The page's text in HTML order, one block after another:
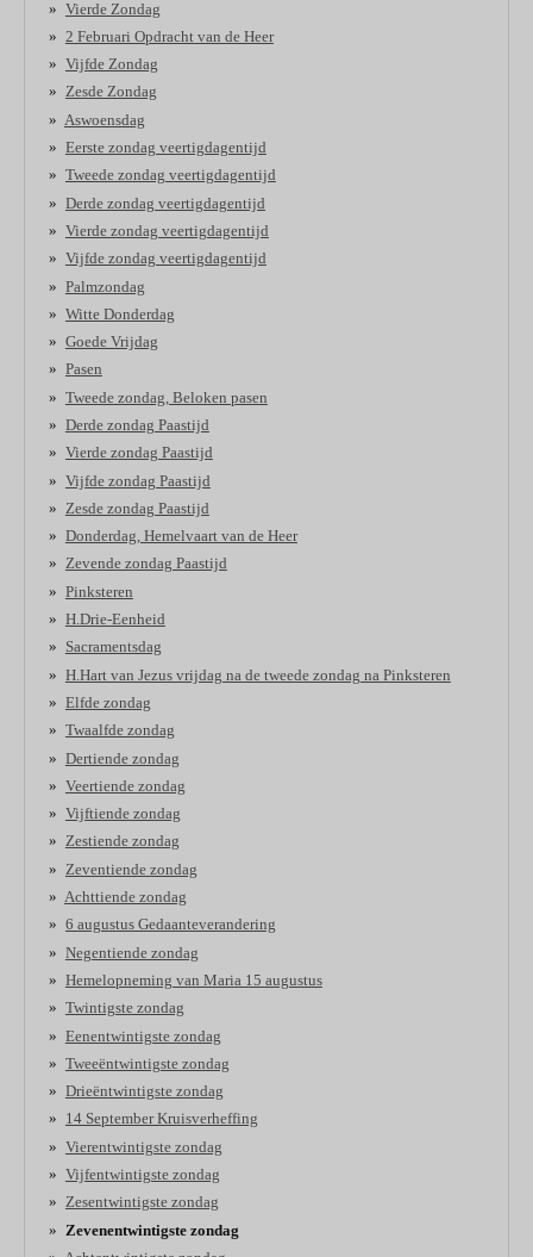
Vierde Zondag
2 Februari Opdracht van de Heer
Vijfde Zondag
Zesde Zondag
Aswoensdag
Eerste zondag veertigdagentijd
Tweede zondag veertigdagentijd
Derde zondag veertigdagentijd
Vierde zondag veertigdagentijd
Vijfde zondag veertigdagentijd
Palmzondag
Witte Donderdag
Goede Vrijdag
Pasen
Tweede zondag, Beloken pasen
Derde zondag Paastijd
Vierde zondag Paastijd
Vijfde zondag Paastijd
Zesde zondag Paastijd
Donderdag, Hemelvaart van de Heer
Zevende zondag Paastijd
Pinksteren
H.Drie-Eenheid
Sacramentsdag
H.Hart van Jezus vrijdag na de tweede zondag na Pinksteren
Elfde zondag
Twaalfde zondag
Dertiende zondag
Veertiende zondag
Vijftiende zondag
Zestiende zondag
Zeventiende zondag
Achttiende zondag
6 augustus Gedaanteverandering
Negentiende zondag
Hemelopneming van Maria 15 augustus
Twintigste zondag
Eenentwintigste zondag
Tweeëntwintigste zondag
Drieëntwintigste zondag
14 September Kruisverheffing
Vierentwintigste zondag
Vijfentwintigste zondag
Zesentwintigste zondag
Zevenentwintigste zondag